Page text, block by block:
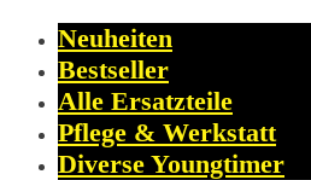
Neuheiten
Bestseller
Alle Ersatzteile
Pflege & Werkstatt
Diverse Youngtimer